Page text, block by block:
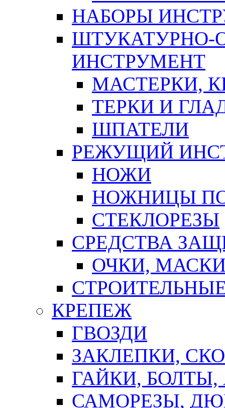
НАБОРЫ
ШТУКАТУРНО-
ИНСТРУМЕНТ
МАСТЕРКИ,
ТЕРКИ И
ШПАТЕЛИ
РЕЖУЩИЙ
НОЖИ
НОЖНИЦЫ
СТЕКЛОРЕЗЫ
СРЕДСТВА
ОЧКИ,
КРЕПЕЖ
ГВОЗДИ
ЗАКЛЕПКИ,
ГАЙКИ,
САМОРЕЗЫ,